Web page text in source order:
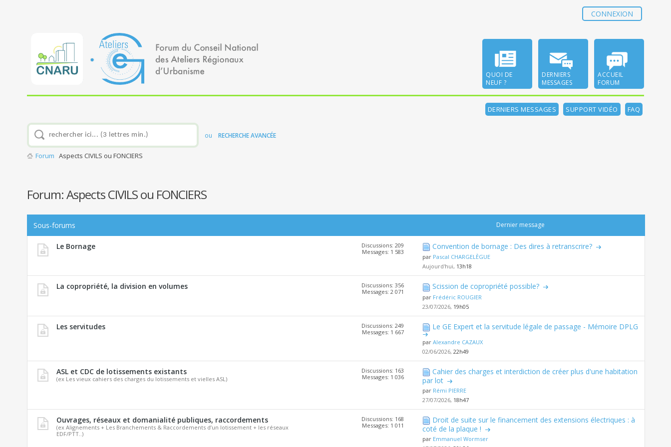
CONNEXION
QUOI DE
NEUF ?
DERNIERS
MESSAGES
ACCUEIL
FORUM
DERNIERS MESSAGES SUPPORT VIDÉO FAQ
ou RECHERCHE AVANCÉE
Forum Aspects CIVILS ou FONCIERS
Forum:Aspects CIVILS ou FONCIERS
Sous-forums Dernier message
Le Bornage
Discussions: 209
Messages: 1 583
Convention de bornage : Des dires à retranscrire?
par Pascal CHARGELÈGUE
Aujourd'hui, 13h18
La copropriété, la division en volumes
Discussions: 356
Messages: 2 071
Scission de copropriété possible?
par Frédéric ROUGIER
23/07/2026, 19h05
Les servitudes
Discussions: 249
Messages: 1 667
Le GE Expert et la servitude légale de passage - Mémoire DPLG
parAlexandre CAZAUX
02/06/2026,22h49
ASL et CDC de lotissements existants
(ex Les vieux cahiers des charges du lotissements et vielles ASL)
Discussions: 163
Messages: 1 036
Cahier des charges et interdiction de créer plus d'une habitation
par lot
par Rémi PIERRE
27/07/2026, 18h47
Ouvrages, réseaux et domanialité publiques, raccordements
(ex Alignements + Les Branchements & Raccordements d’un lotissement + les réseaux
EDF/PTT..)
Discussions: 168
Messages: 1 011
Droit de suite sur le financement des extensions électriques : à
coté de la plaque !
par Emmanuel Wormser